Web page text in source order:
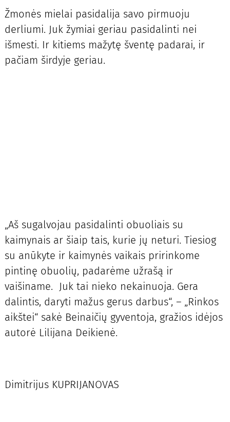
Žmonės mielai pasidalija savo pirmuoju
derliumi. Juk žymiai geriau pasidalinti nei
išmesti. Ir kitiems mažytę šventę padarai, ir
pačiam širdyje geriau.
„Aš sugalvojau pasidalinti obuoliais su
kaimynais ar šiaip tais, kurie jų neturi. Tiesiog
su anūkyte ir kaimynės vaikais pririnkome
pintinę obuolių, padarėme užrašą ir
vaišiname. Juk tai nieko nekainuoja. Gera
dalintis, daryti mažus gerus darbus“, – „Rinkos
aikštei“ sakė Beinaičių gyventoja, gražios idėjos
autorė Lilijana Deikienė.
Dimitrijus KUPRIJANOVAS